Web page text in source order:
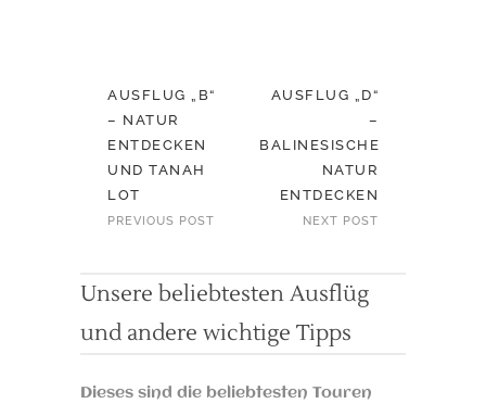
AUSFLUG „B“
– NATUR
ENTDECKEN
UND TANAH
LOT
PREVIOUS POST
AUSFLUG „D“
–
BALINESISCHE
NATUR
ENTDECKEN
NEXT POST
Unsere beliebtesten Ausflüg
und andere wichtige Tipps
Dieses sind die beliebtesten Touren